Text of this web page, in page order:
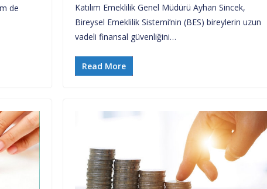
de
Katılım Emeklilik Genel Müdürü Ayhan Sincek,
Bireysel Emeklilik Sistemi’nin (BES) bireylerin uzun
vadeli finansal güvenliğini…
Read More